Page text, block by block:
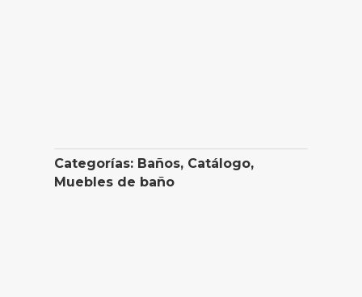
Categorías: Baños, Catálogo,
Muebles de baño